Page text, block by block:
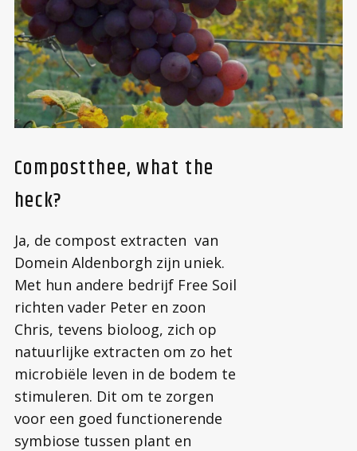
Compostthee, what the
heck?
Ja, de compost extracten van
Domein Aldenborgh zijn uniek.
Met hun andere bedrijf Free Soil
richten vader Peter en zoon
Chris, tevens bioloog, zich op
natuurlijke extracten om zo het
microbiële leven in de bodem te
stimuleren. Dit om te zorgen
voor een goed functionerende
symbiose tussen plant en